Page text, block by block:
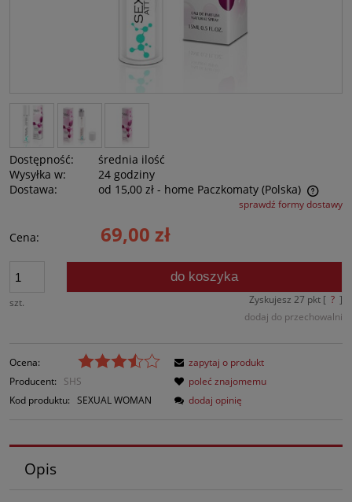
Dostępność:
średnia ilość
Wysyłka w:
24 godziny
Dostawa:
od 15,00 zł - home Paczkomaty (Polska)
Cena nie zawiera ewentualnych kosztów płatnościsprawdź formy dostawy
Cena: 69,00 zł
szt.
do koszyka
Zyskujesz 27 pkt [ ? ]
dodaj do przechowalni
Ocena:
Producent:
SHS
Kod produktu: SEXUAL WOMAN
zapytaj o produkt
poleć znajomemu
dodaj opinię
Opis